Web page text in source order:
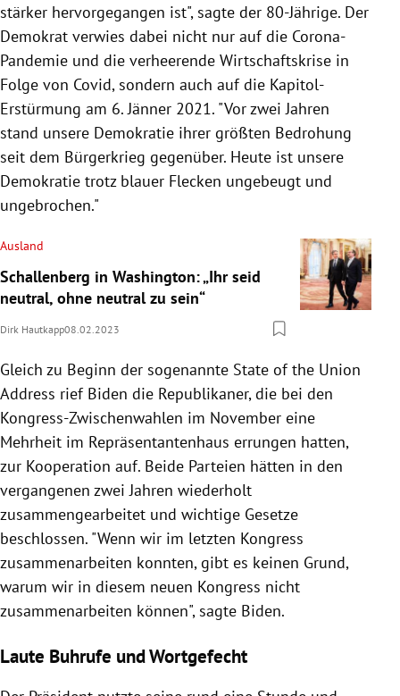
stärker hervorgegangen ist", sagte der 80-Jährige. Der
Demokrat verwies dabei nicht nur auf die Corona-
Pandemie und die verheerende Wirtschaftskrise in
Folge von Covid, sondern auch auf die Kapitol-
Erstürmung am 6. Jänner 2021. "Vor zwei Jahren
stand unsere Demokratie ihrer größten Bedrohung
seit dem Bürgerkrieg gegenüber. Heute ist unsere
Demokratie trotz blauer Flecken ungebeugt und
ungebrochen."
Ausland
Schallenberg in Washington: „Ihr seid
neutral, ohne neutral zu sein“
Dirk Hautkapp08.02.2023
Gleich zu Beginn der sogenannte State of the Union
Address rief Biden die Republikaner, die bei den
Kongress-Zwischenwahlen im November eine
Mehrheit im Repräsentantenhaus errungen hatten,
zur Kooperation auf. Beide Parteien hätten in den
vergangenen zwei Jahren wiederholt
zusammengearbeitet und wichtige Gesetze
beschlossen. "Wenn wir im letzten Kongress
zusammenarbeiten konnten, gibt es keinen Grund,
warum wir in diesem neuen Kongress nicht
zusammenarbeiten können", sagte Biden.
Laute Buhrufe und Wortgefecht